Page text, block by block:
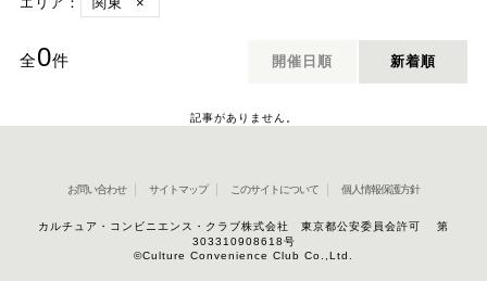
全0件 開催日順 新着順
記事がありません。
お問い合わせ サイトマップ このサイトについて 個人情報保護方針
カルチュア・コンビニエンス・クラブ株式会社 東京都公安委員会許可 第
303310908618号
©Culture Convenience Club Co.,Ltd.